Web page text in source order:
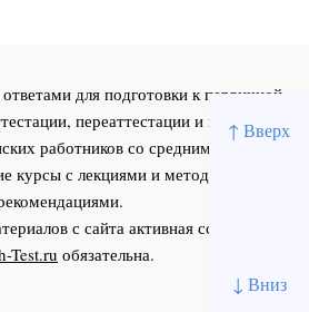
↑ Вверх
↓ Вниз
для подготовки к первичной
переаттестации и повышения
работников со средним и высшим
курсы с лекциями и методическими
с сайта активная ссылка на
Test.ru обязательна.